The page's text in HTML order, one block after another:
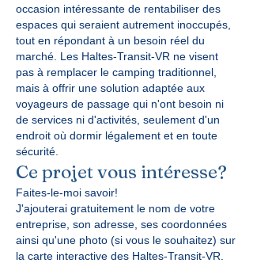
occasion intéressante de rentabiliser des
espaces qui seraient autrement inoccupés,
tout en répondant à un besoin réel du
marché. Les Haltes-Transit-VR ne visent
pas à remplacer le camping traditionnel,
mais à offrir une solution adaptée aux
voyageurs de passage qui n'ont besoin ni
de services ni d'activités, seulement d'un
endroit où dormir légalement et en toute
sécurité.
Ce projet vous intéresse?
Faites-le-moi savoir!
J'ajouterai gratuitement le nom de votre
entreprise, son adresse, ses coordonnées
ainsi qu'une photo (si vous le souhaitez) sur
la carte interactive des Haltes-Transit-VR.